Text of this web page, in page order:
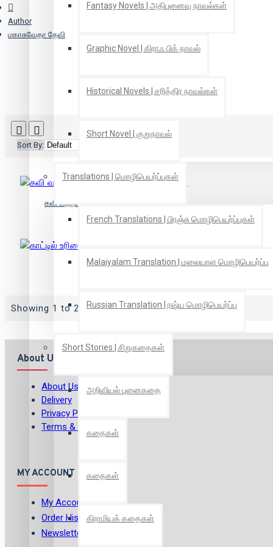
Fantasy Novels | அதிபுனைவு நாவல்கள்
Graphic Novel | கிராஃ பிக் நாவல்
Historical Novels | சரித்திர நாவல்கள்
Short Novel | குறுநாவல்
Translations | மொழிபெயர்ப்புகள்
French Translations | பிரஞ்சு மொழிபெயர்ப்புகள்
Malaiyalam Translation | மலையாள மொழிபெயர்ப்பு
Russian Translation | ரஷ்ய மொழிபெயர்ப்பு
Short Stories | சிறுகதைகள்
அறிவியல் புனைகதை
கதைகள்
கதைகள்
கிராமியக் கதைகள்
Author
மகாசுவேதா தேவி
Sort By:
கவி வந்த்யகட்டி காயியின் வாழ்வும் சாவும்
காட்டில் உரிமை
Showing 1 to 2 of 2 (1 Pages)
About Us
About Us
Delivery
Privacy Policy
Terms & Conditions
MY ACCOUNT
My Account
Order History
Newsletter